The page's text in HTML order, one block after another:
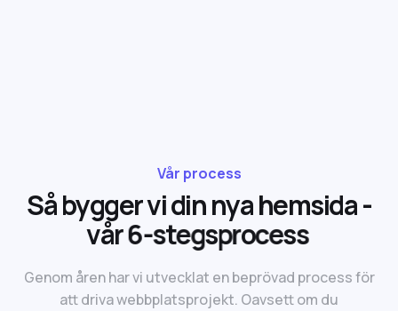
Vår process
Såbyggervidinnyahemsida-
vår6-stegsprocess
Genom åren har vi utvecklat en beprövad process för
att driva webbplatsprojekt. Oavsett om du